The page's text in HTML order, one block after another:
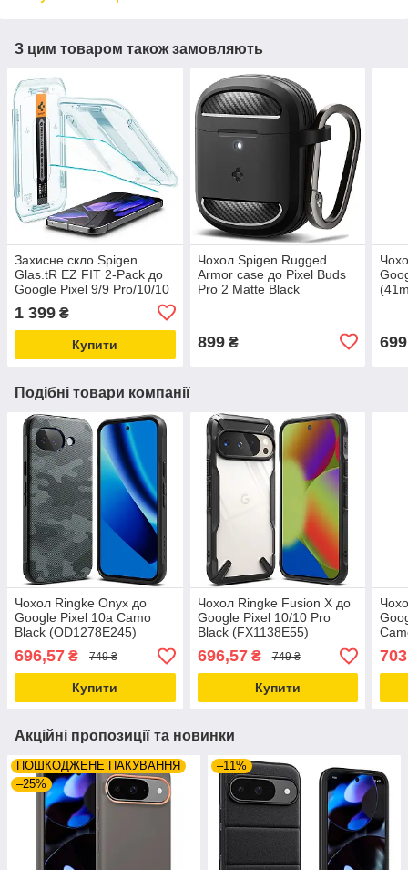
З цим товаром також замовляють
Захисне скло Spigen
Glas.tR EZ FIT 2-Pack до
Google Pixel 9/9 Pro/10/10
1 399 ₴
Купити
Чохол Spigen Rugged
Armor case до Pixel Buds
Pro 2 Matte Black
899₴ 699
Подібні товари компанії
Чохол Ringke Onyx до
Google Pixel 10a Camo
Black (OD1278E245)
696,57 ₴ 749 ₴
Купити
Чохол Ringke Fusion X до
Google Pixel 10/10 Pro
Black (FX1138E55)
696,57₴ 749 ₴
Купити
Акційні пропозиції та новинки
ПОШКОДЖЕНЕ ПАКУВАННЯ
–25%
–11%